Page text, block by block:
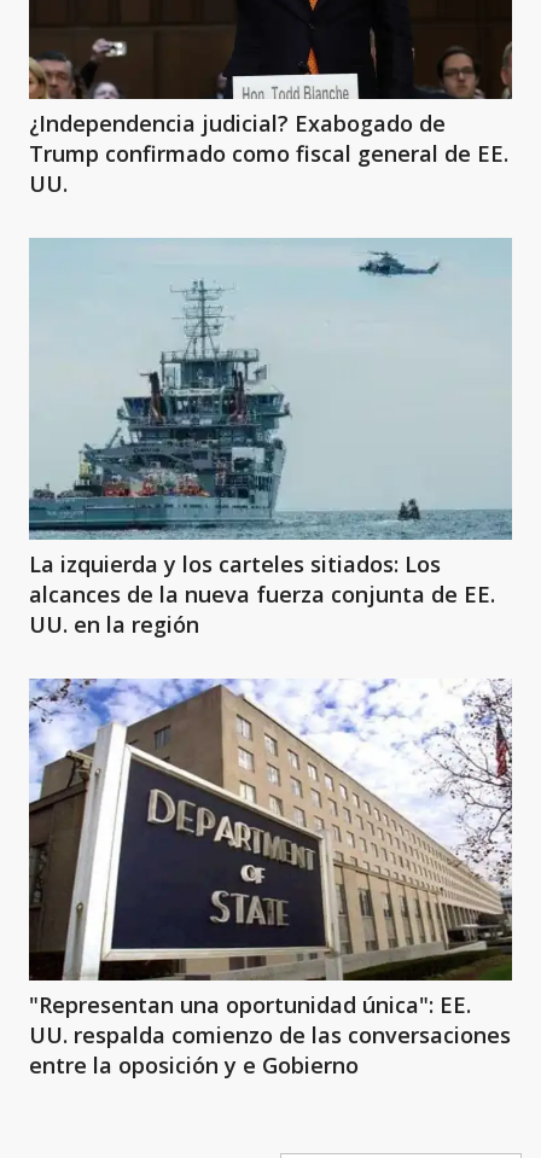
¿Independencia judicial? Exabogado de
Trump confirmado como fiscal general de EE.
UU.
La izquierda y los carteles sitiados: Los
alcances de la nueva fuerza conjunta de EE.
UU. en la región
"Representan una oportunidad única": EE.
UU. respalda comienzo de las conversaciones
entre la oposición y e Gobierno